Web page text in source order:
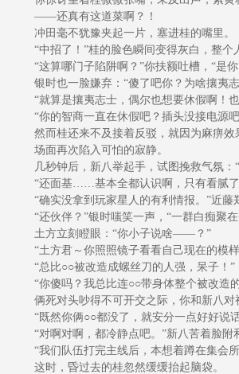
——还真有这道菜啊？！
冲田毫不犹豫夹起一片，塞进桂的嘴里。
“中招了！”桂的脸色瞬间变得灰白，整个
“这算哪门子陷阱啊？”你扶额吐槽，“是
银时也一脸嫌弃：“傻了吧你？为啥攘夷
“就算是攘夷志士，偶尔也想要休假啊！
“你的智商一直在休假吧？插头没接电源
然而桂还来不及接着反驳，就因为麻痹效
场面再次陷入可怕的寂静。
几秒钟后，新八举起手，试图挽救气氛
“还面基……基本全都认识啊，只有看腻了
“确实没拿到玩家星人的有利情报。”近藤
“还伙伴？”银时嗤笑一声，“一群白痴聚
土方立刻瞪眼：“你小子说啥——？”
“土方君～你照照镜子看看自己现在的模
“总比○○被改造成螺丝刀的人强，呆子！”
“你傻吗？我总比连○○带身体整个被改造
俩死对头吵得不可开交之际，你和新八对
“既然你俩○○都没了，就安分一点好好说
“对啊对啊，都冷静点吧。”新八苦着脸附
“我们队伍打完主线后，本想着蹲在集会
这时，昏过去的桂忽然缓缓抬起脑袋。